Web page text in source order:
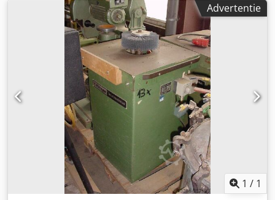
Advertentie
1 / 1